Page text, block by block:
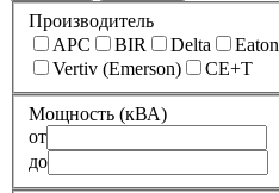
Производитель
APC
BIR Delta Eaton
Vertiv (Emerson)
CE+T
Мощность (кВА)
от
до